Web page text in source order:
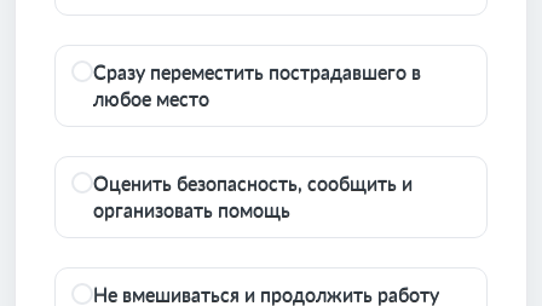
Сразу переместить пострадавшего в
любое место
Оценить безопасность, сообщить и
организовать помощь
Не вмешиваться и продолжить работу